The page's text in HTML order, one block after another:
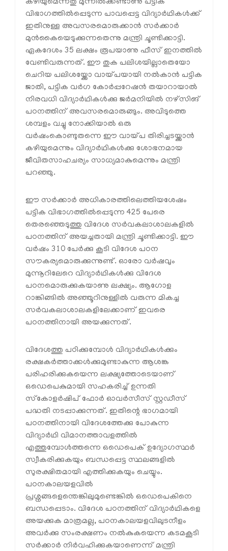
കഴിയുമെന്നതു മുന്നിൽക്കണ്ടാണു പട്ടിക
വിഭാഗത്തിൽപ്പെടുന്ന പാവപ്പെട്ട വിദ്യാർഥികൾക്ക്
ഇതിനുള്ള അവസരമൊരുക്കാൻ സർക്കാർ
മുൻകൈയെടുക്കുന്നതെന്നു മന്ത്രി ചൂണ്ടിക്കാട്ടി.
ഏകദേശം 35 ലക്ഷം രൂപയാണു ഫീസ് ഇനത്തിൽ
വേണ്ടിവരുന്നത്. ഈ തുക പലിശയില്ലാതെയോ
ചെറിയ പലിശയ്ക്കോ വായ്പയായി നൽകാൻ പട്ടിക
ജാതി, പട്ടിക വർഗ കോർപ്പറേഷൻ തയാറായാൽ
നിരവധി വിദ്യാർഥികൾക്കു ജർമനിയിൽ നഴ്സിങ്
പഠനത്തിന് അവസരമൊരുങ്ങും. അവിടുത്തെ
ശമ്പളം വച്ചു നോക്കിയാൽ ഒരു
വർഷംകൊണ്ടുതന്നെ ഈ വായ്പ തിരിച്ചടയ്ക്കാൻ
കഴിയുമെന്നും വിദ്യാർഥികൾക്കു ശോഭനമായ
ജീവിതസാഹചര്യം സാധ്യമാകുമെന്നും മന്ത്രി
പറഞ്ഞു.
ഈ സർക്കാർ അധികാരത്തിലെത്തിയശേഷം
പട്ടിക വിഭാഗത്തിൽപ്പെടുന്ന 425 പേരെ
തെരഞ്ഞെടുത്തു വിദേശ സർവകലാശാലകളിൽ
പഠനത്തിന് അയച്ചതായി മന്ത്രി ചൂണ്ടിക്കാട്ടി. ഈ
വർഷം 310 പേർക്കു കൂടി വിദേശ പഠന
സൗകര്യമൊരുക്കുന്നുണ്ട്. ഓരോ വർഷവും
മുന്നൂറിലേറെ വിദ്യാർഥികൾക്കു വിദേശ
പഠനമൊരുക്കുകയാണു ലക്ഷ്യം. ആഗോള
റാങ്കിങ്ങിൽ അഞ്ഞൂറിനുള്ളിൽ വരുന്ന മികച്ച
സർവകലാശാലകളിലേക്കാണ് ഇവരെ
പഠനത്തിനായി അയക്കുന്നത്.
വിദേശത്തു പഠിക്കുമ്പോൾ വിദ്യാർഥികൾക്കും
രക്ഷകർത്താക്കൾക്കുമുണ്ടാകുന്ന ആശങ്ക
പരിഹരിക്കുകയെന്ന ലക്ഷ്യത്തോടെയാണ്
ഒഡെപെകുമായി സഹകരിച്ച് ഉന്നതി
സ്‌കോളർഷിപ് ഫോർ ഓവർസീസ് സ്റ്റഡീസ്
പദ്ധതി നടപ്പാക്കുന്നത്. ഇതിന്റെ ഭാഗമായി
പഠനത്തിനായി വിദേശത്തേക്കു പോകുന്ന
വിദ്യാർഥി വിമാനത്താവളത്തിൽ
എത്തുമ്പോൾത്തന്നെ ഒഡെപെക് ഉദ്യോഗസ്ഥർ
സ്വീകരിക്കുകയും ബന്ധപ്പെട്ട സ്ഥലങ്ങളിൽ
സുരക്ഷിതമായി എത്തിക്കുകയും ചെയ്യും.
പഠനകാലയളവിൽ
പ്രശ്നങ്ങളെന്തെങ്കിലുമുണ്ടെങ്കിൽ ഒഡെപെകിനെ
ബന്ധപ്പെടാം. വിദേശ പഠനത്തിന് വിദ്യാർഥികളെ
അയക്കുക മാത്രമല്ല, പഠനകാലയളവിലുടനീളം
അവർക്കു സംരക്ഷണം നൽകുകയെന്ന കടമകൂടി
സർക്കാർ നിർവഹിക്കുകയാണെന്ന് മന്ത്രി